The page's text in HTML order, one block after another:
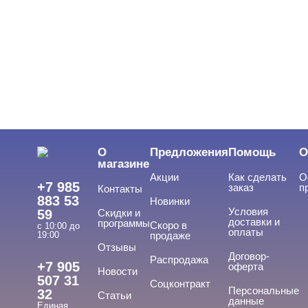
Cвернуть
+7 985
883 53
59
с 10:00 до
19:00
+7 905
507 31
32
Единая
О
магазине
Контакты
Скидки и
программы
Отзывы
Новости
Статьи
Предложения
Акции
Новинки
Скоро в
продаже
Распродажа
Соцконтракт
Помощь
Как сделать
заказ
Условия
доставки и
оплаты
Договор-
оферта
Персональные
данные